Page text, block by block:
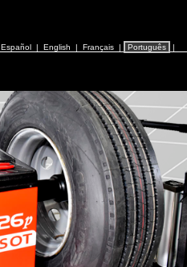
Español | English | Français | Português |